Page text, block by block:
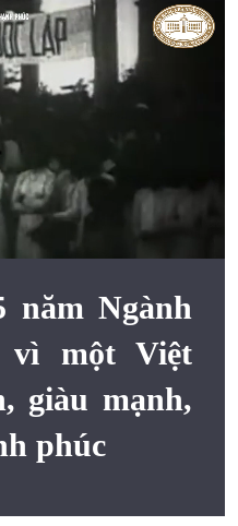
năm Ngành
vì một Việt
giàu mạnh,
phúc